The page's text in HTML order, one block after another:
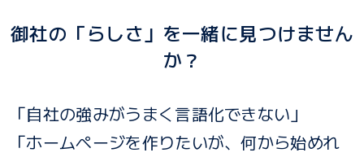
御社の「らしさ」を一緒に見つけません
か？
「自社の強みがうまく言語化できない」
「ホームページを作りたいが、何から始めれ